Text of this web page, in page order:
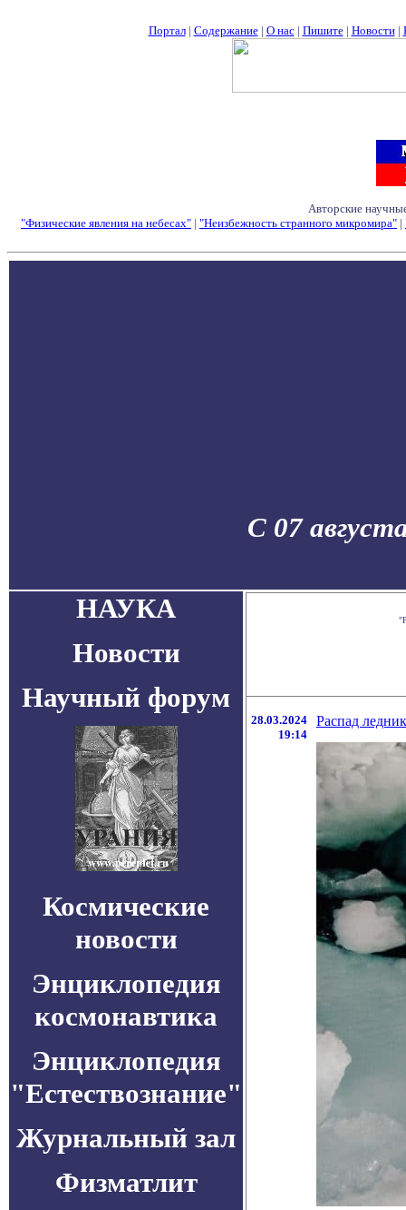
Портал| Содержание| О нас| Пишите| Новости|
Авторские
"Физические явления на небесах" | "Неизбежность странного микромира" |
С 07
НАУКА
Новости
Научный форум
Космические
новости
Энциклопедия
космонавтика
Энциклопедия
"Естествознание"
Журнальный зал
Физматлит
28.03.2024
19:14
Распад